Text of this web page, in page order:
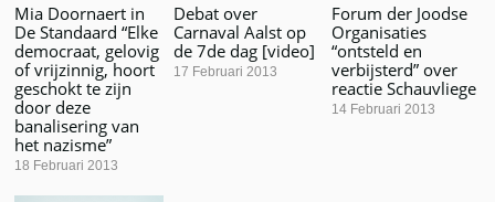
Mia Doornaert in
De Standaard “Elke
democraat, gelovig
of vrijzinnig, hoort
geschokt te zijn
door deze
banalisering van
het nazisme”
18 Februari 2013
Debat over
Carnaval Aalst op
de 7de dag [video]
17 Februari 2013
Forum der Joodse
Organisaties
“ontsteld en
verbijsterd” over
reactie Schauvliege
14 Februari 2013